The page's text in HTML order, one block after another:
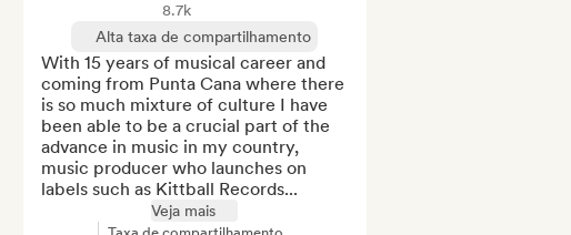
8.7k
Alta taxa de compartilhamento
With 15 years of musical career and
coming from Punta Cana where there
is so much mixture of culture I have
been able to be a crucial part of the
advance in music in my country,
music producer who launches on
labels such as Kittball Records...
Veja mais